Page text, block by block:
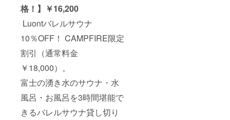
格！】￥16,200
Luontバレルサウナ
10％OFF！ CAMPFIRE限定
割引（通常料金
￥18,000）。
富士の湧き水のサウナ・水
風呂・お風呂を3時間堪能で
きるバレルサウナ貸し切り